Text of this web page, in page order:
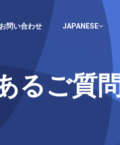
お問い合わせ JAPANESE
るご質問